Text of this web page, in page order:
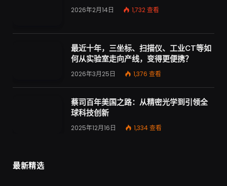
2026年2月14日 1,732查看
最近十年，三坐标、扫描仪、工业CT等如
何从实验室走向产线，变得更便携？
2026年3月25日 1,376 查看
蔡司百年美国之路：从精密光学到引领全
球科技创新
2025年12月16日 1,334查看
最新精选